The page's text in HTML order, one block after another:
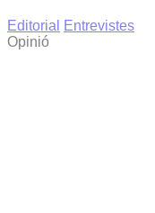
Editorial
Entrevistes
Opinió